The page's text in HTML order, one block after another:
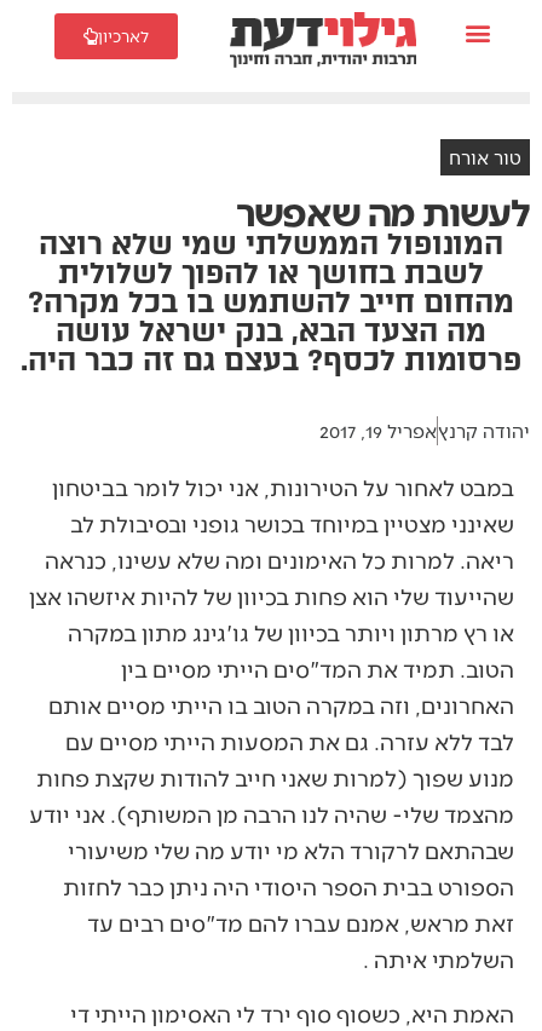
לארכיון
טור אורח
לעשות מה שאפשר
המונופול הממשלתי שמי שלא רוצה
לשבת בחושך או להפוך לשלולית
מהחום חייב להשתמש בו בכל מקרה?
מה הצעד הבא, בנק ישראל עושה
פרסומות לכסף? בעצם גם זה כבר היה.
יהודה קרנץאפריל 19, 2017
במבט לאחור על הטירונות, אני יכול לומר בביטחון
שאינני מצטיין במיוחד בכושר גופני ובסיבולת לב
ריאה. למרות כל האימונים ומה שלא עשינו, כנראה
שהייעוד שלי הוא פחות בכיוון של להיות איזשהו אצן
או רץ מרתון ויותר בכיוון של גו'גינג מתון במקרה
הטוב. תמיד את המד"סים הייתי מסיים בין
האחרונים, וזה במקרה הטוב בו הייתי מסיים אותם
לבד ללא עזרה. גם את המסעות הייתי מסיים עם
מנוע שפוך (למרות שאני חייב להודות שקצת פחות
מהצמד שלי- שהיה לנו הרבה מן המשותף). אני יודע
שבהתאם לרקורד הלא מי יודע מה שלי משיעורי
הספורט בבית הספר היסודי היה ניתן כבר לחזות
זאת מראש, אמנם עברו להם מד"סים רבים עד
השלמתי איתה .
האמת היא, כשסוף סוף ירד לי האסימון הייתי די